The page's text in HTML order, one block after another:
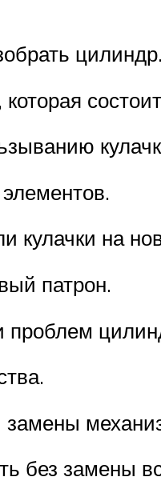
цилиндр.
кулачки на
патрон.
замены
без замены